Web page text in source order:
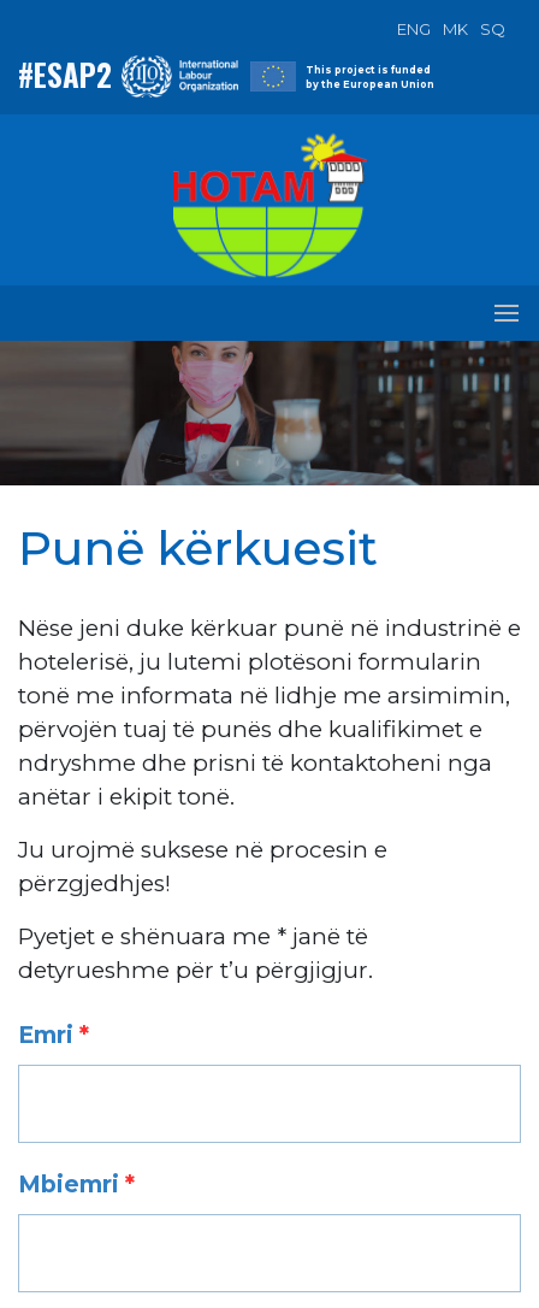
ENG MK SQ
#ESAP2
This project is funded
by the European Union
Punë kërkuesit
Nëse jeni duke kërkuar punë në industrinë e
hotelerisë, ju lutemi plotësoni formularin
tonë me informata në lidhje me arsimimin,
përvojën tuaj të punës dhe kualifikimet e
ndryshme dhe prisni të kontaktoheni nga
anëtar i ekipit tonë.
Ju urojmë suksese në procesin e
përzgjedhjes!
Pyetjet e shënuara me * janë të
detyrueshme për t’u përgjigjur.
Emri *
Mbiemri *